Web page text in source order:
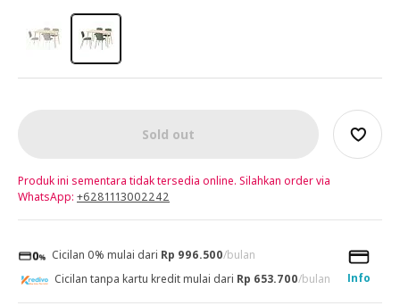
Sold out
Produk ini sementara tidak tersedia online. Silahkan order via
WhatsApp: +6281113002242
Cicilan 0% mulai dari Rp 996.500/bulan
Info
Cicilan tanpa kartu kredit mulai dari Rp 653.700/bulan